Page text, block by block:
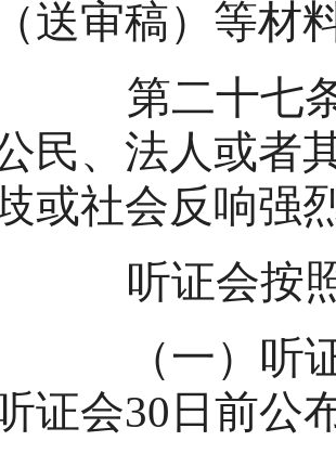
（送审稿）等材
第二十七
民、法人或者
或社会反响强
听证会按照
（一）听证
证会30日前公